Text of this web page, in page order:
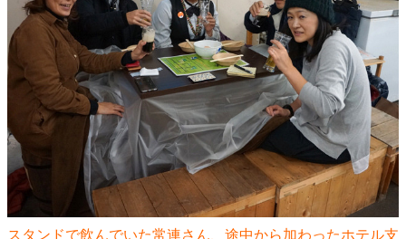
スタンドで飲んでいた常連さん、途中から加わったホテル支